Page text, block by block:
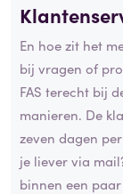
En hoe zit het
bij vragen of
FAS terecht bij
manieren. De
zeven dagen
je liever via
binnen een